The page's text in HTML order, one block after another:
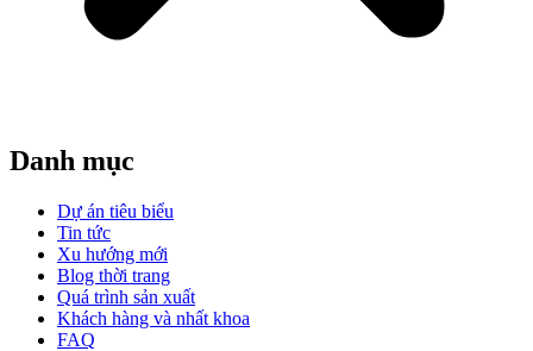
Danh mục
Dự án tiêu biểu
Tin tức
Xu hướng mới
Blog thời trang
Quá trình sản xuất
Khách hàng và nhất khoa
FAQ